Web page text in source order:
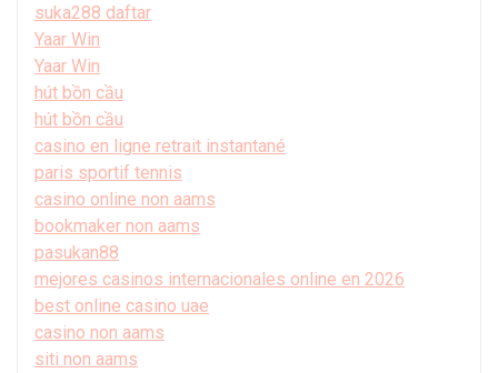
suka288 daftar
Yaar Win
Yaar Win
hút bồn cầu
hút bồn cầu
casino en ligne retrait instantané
paris sportif tennis
casino online non aams
bookmaker non aams
pasukan88
mejores casinos internacionales online en 2026
best online casino uae
casino non aams
siti non aams